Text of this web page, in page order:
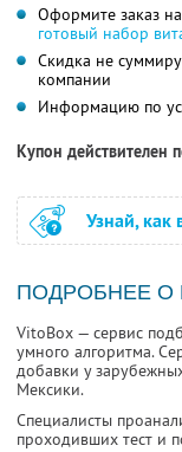
Оформите заказ на
готовый набор
Скидка не
компании
Информацию по
Купон действителен
Узнай, как
ПОДРОБНЕЕ
VitoBox — сервис
умного алгоритма.
добавки у
Мексики.
Специалисты
проходивших тест и